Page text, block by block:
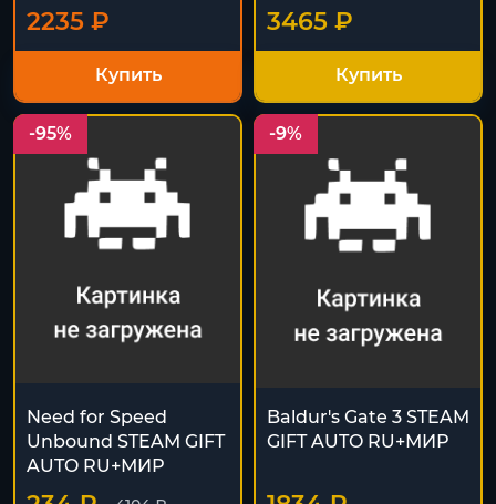
2235 ₽
Купить
3465 ₽
Купить
-95%
Need for Speed
Unbound STEAM GIFT
AUTO RU+МИР
-9%
Baldur's Gate 3 STEAM
GIFT AUTO RU+МИР